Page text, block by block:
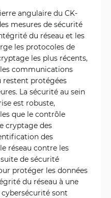
angulaire du CK-
mesures de sécurité
du réseau et les
les protocoles de
les plus récents,
communications
restent protégées
La sécurité au sein
est robuste,
que le contrôle
cryptage des
des
réseau contre les
de sécurité
protéger les données
du réseau à une
sont